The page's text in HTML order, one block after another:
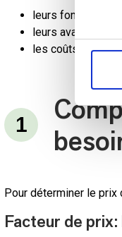
leurs
leurs avantages
les coûts
Pour déterminer le prix
Facteur de prix: